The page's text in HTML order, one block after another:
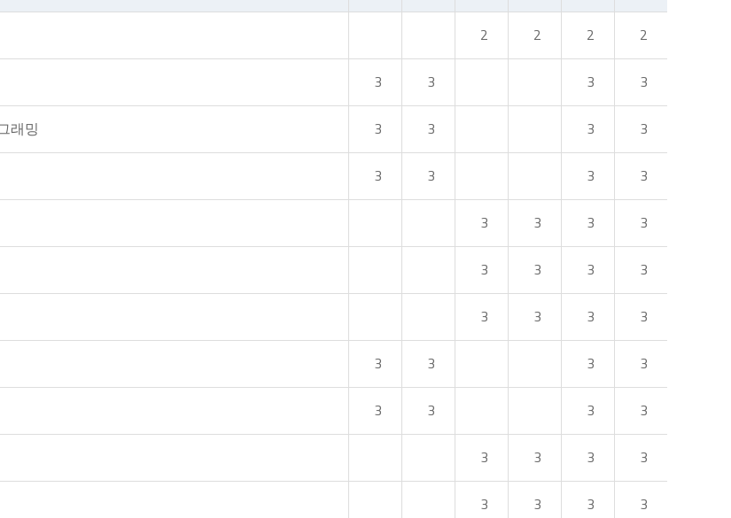
2 2 2 2
3 3 3 3
래밍 3 3 3 3
3 3 3 3
3 3 3 3
3 3 3 3
3 3 3 3
3 3 3 3
3 3 3 3
3 3 3 3
3 3 3 3